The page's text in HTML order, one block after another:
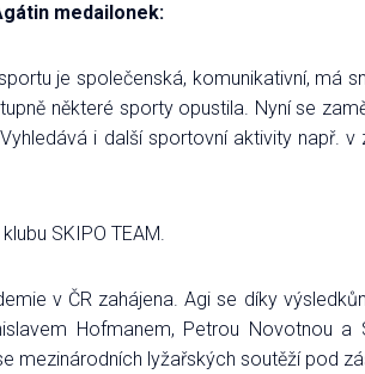
medailonek:
je společenská, komunikativní, má
některé sporty opustila. Nyní se
i další sportovní aktivity např. v
SKIPO TEAM.
v ČR zahájena. Agi se díky
Hofmanem, Petrou Novotnou a
mezinárodních lyžařských soutěží pod